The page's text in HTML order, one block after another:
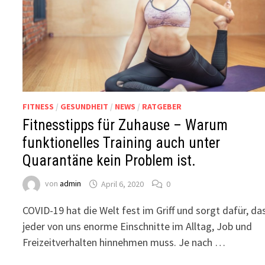
FITNESS / GESUNDHEIT / NEWS / RATGEBER
Fitnesstipps für Zuhause – Warum
funktionelles Training auch unter
Quarantäne kein Problem ist.
vonadmin April 6, 2020 0
COVID-19 hat die Welt fest im Griff und sorgt dafür,
jeder von uns enorme Einschnitte im Alltag, Job und
Freizeitverhalten hinnehmen muss. Je nach …